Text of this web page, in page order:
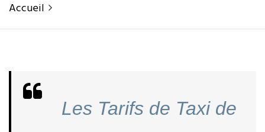
Accueil
Les Tarifs de Taxi de